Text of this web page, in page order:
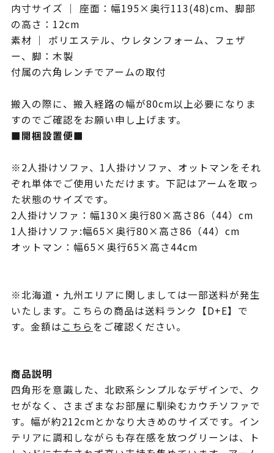
内寸サイズ ｜ 座面：幅195×奥行113(48)cm、脚部
の高さ：12cm
素材 ｜ ポリエステル、ウレタンフォーム、フェザ
ー、脚：木製
付属の六角レンチでアームの取付
搬入の際に、搬入経路の幅が80cm以上必要になりま
すのでご確認をお願い申し上げます。
■開梱設置便■
※2人掛けソファ、1人掛けソファ、オットマンをそれ
ぞれ単体でご使用いただけます。下記はアームを取っ
た状態のサイズです。
2人掛けソファ：幅130×奥行80×高さ86（44）cm
1人掛けソファ:幅65×奥行80×高さ86（44）cm
オットマン：幅65×奥行65×高さ44cm
※北海道・九州エリアに関しましては一部送料が発生
いたします。こちらの商品は送料ランク【D+E】で
す。金額はこちらをご確認ください。
商品説明
四角形を意識した、北欧系シンプルなデザインで、ク
セがなく、さまざまなお部屋に馴染むカウチソファで
す。幅が約212cmとかなり大きめのサイズです。イン
テリアに調和しながらも存在感を放つグリーンは、ト